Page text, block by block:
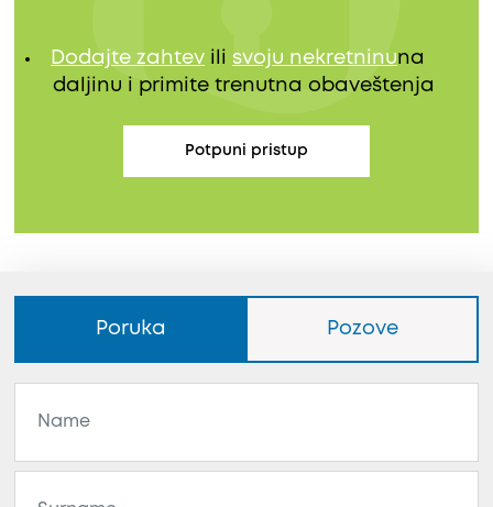
Dodajte zahtev ili svoju nekretninuna
daljinu i primite trenutna obaveštenja
Potpuni pristup
Poruka Pozove